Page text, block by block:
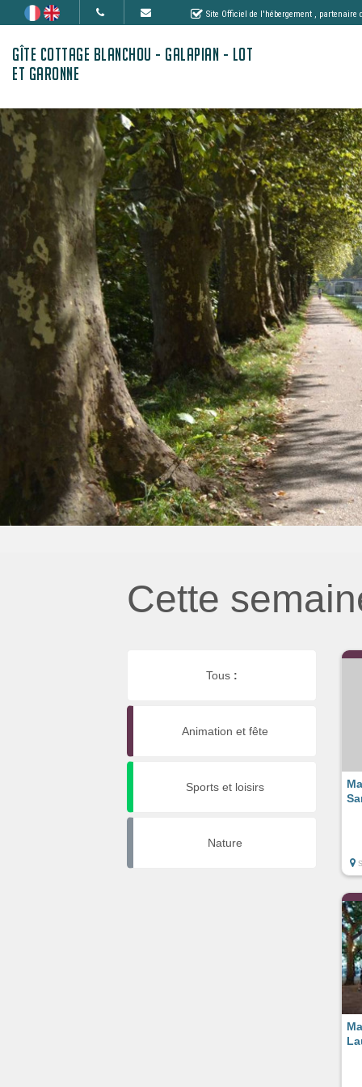
Site Officiel de l'hébergement , partenaire
GÎTE COTTAGE BLANCHOU - GALAPIAN - LOT
ET GARONNE
Cette
Tous :
Animation et fête
Sports et loisirs
Nature